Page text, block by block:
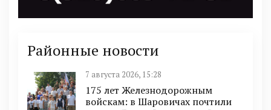
Районные новости
7 августа 2026, 15:28
175 лет Железнодорожным
войскам: в Шаровичах почтили